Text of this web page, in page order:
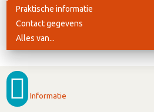
Praktische informatie
Contact gegevens
Alles van...
Informatie